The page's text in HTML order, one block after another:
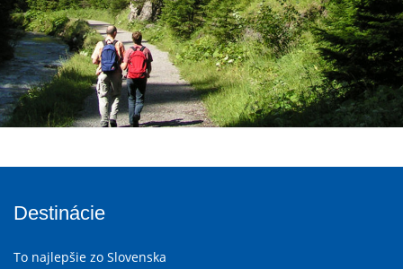
Destinácie
To najlepšie zo Slovenska